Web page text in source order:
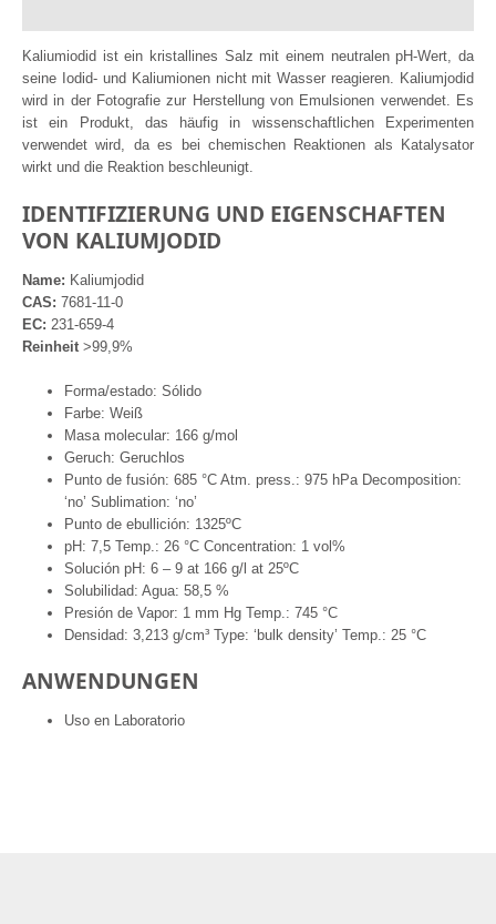
Kaliumiodid ist ein kristallines Salz mit einem neutralen pH-Wert, da
seine Iodid- und Kaliumionen nicht mit Wasser reagieren. Kaliumjodid
wird in der Fotografie zur Herstellung von Emulsionen verwendet. Es
ist ein Produkt, das häufig in wissenschaftlichen Experimenten
verwendet wird, da es bei chemischen Reaktionen als Katalysator
wirkt und die Reaktion beschleunigt.
IDENTIFIZIERUNG UND EIGENSCHAFTEN
VON KALIUMJODID
Name: Kaliumjodid
CAS: 7681-11-0
EC: 231-659-4
Reinheit >99,9%
Forma/estado: Sólido
Farbe: Weiß
Masa molecular: 166 g/mol
Geruch: Geruchlos
Punto de fusión: 685 °C Atm. press.: 975 hPa Decomposition:
‘no’ Sublimation: ‘no’
Punto de ebullición: 1325ºC
pH: 7,5 Temp.: 26 °C Concentration: 1 vol%
Solución pH: 6 – 9 at 166 g/l at 25ºC
Solubilidad: Agua: 58,5 %
Presión de Vapor: 1 mm Hg Temp.: 745 °C
Densidad: 3,213 g/cm³ Type: ‘bulk density’ Temp.: 25 °C
ANWENDUNGEN
Uso en Laboratorio